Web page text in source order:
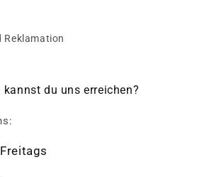
Reklamation
du uns erreichen?